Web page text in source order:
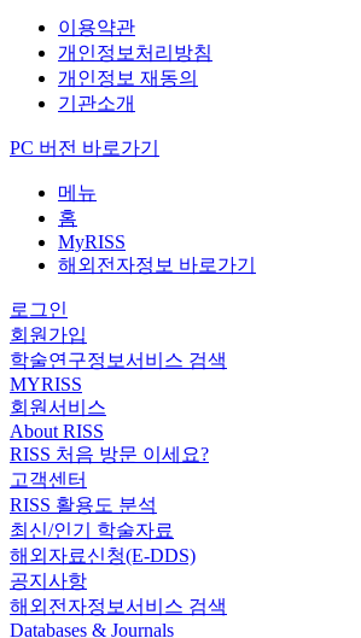
이용약관
개인정보처리방침
개인정보 재동의
기관소개
PC 버전 바로가기
메뉴
홈
MyRISS
해외전자정보 바로가기
로그인
회원가입
학술연구정보서비스 검색
MYRISS
회원서비스
About RISS
RISS 처음 방문 이세요?
고객센터
RISS 활용도 분석
최신/인기 학술자료
해외자료신청(E-DDS)
공지사항
해외전자정보서비스 검색
Databases & Journals